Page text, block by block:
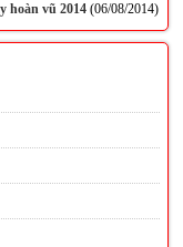
hoàn vũ 2014(06/08/2014)